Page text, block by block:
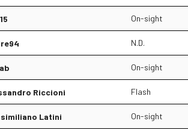
On-sight
N.D.
On-sight
Riccioni Flash
Latini On-sight